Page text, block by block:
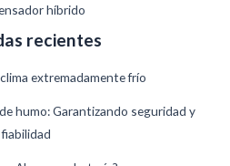
híbrido
recientes
extremadamente frío
humo: Garantizando seguridad y
fiabilidad